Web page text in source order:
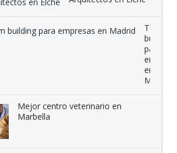
Team
building
para
empresas
en
Madrid
Mejor centro veterinario en
Marbella